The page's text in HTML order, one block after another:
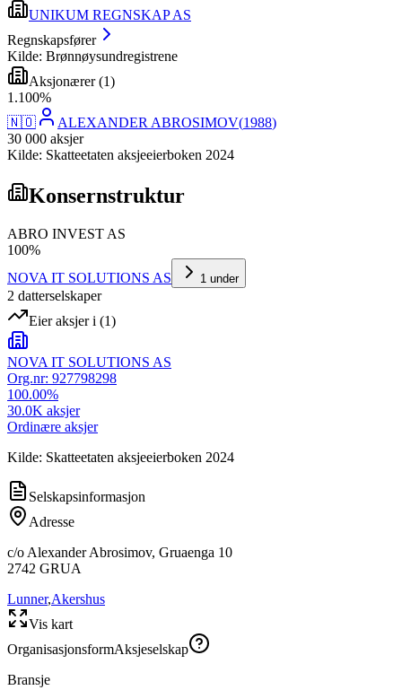
UNIKUM REGNSKAP AS
Regnskapsfører
Kilde: Brønnøysundregistrene
Aksjonærer(1)
1 .100%
🇳🇴
ALEXANDER ABROSIMOV(1988)
30 000 aksjer
Kilde: Skatteetaten aksjeeierboken 2024
Konsernstruktur
ABRO INVEST AS
100%
NOVA IT SOLUTIONS AS
1 under
2 datterselskaper
Eier aksjer i (1)
NOVA IT SOLUTIONS AS
Org.nr: 927798298
100.00%
30.0K aksjer
Ordinære aksjer
Kilde: Skatteetaten aksjeeierboken 2024
Selskapsinformasjon
Adresse
c/o Alexander Abrosimov, Gruaenga 10
2742 GRUA
Lunner,Akershus
Vis kart
OrganisasjonsformAksjeselskap
Bransje